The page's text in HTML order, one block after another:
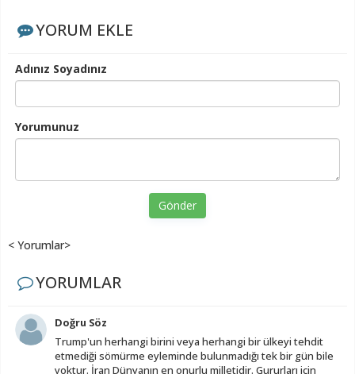
YORUM EKLE
Adınız Soyadınız
Yorumunuz
Gönder
< Yorumlar>
YORUMLAR
Doğru Söz
Trump'un herhangi birini veya herhangi bir ülkeyi tehdit
etmediği sömürme eyleminde bulunmadığı tek bir gün bile
yoktur. İran Dünyanın en onurlu milletidir. Gururları için